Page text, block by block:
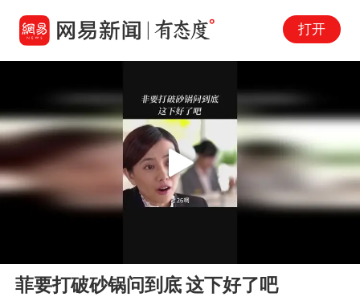
打开
Play
菲要打破砂锅问到底 这下好了吧